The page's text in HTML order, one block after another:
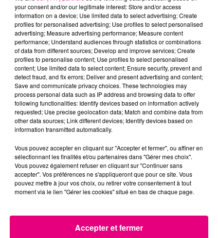
22 juillet 2026
Toulouse : circulation perturbée dans le
secteur François Verdier...
your consent and/or our legitimate interest: Store and/or access
information on a device; Use limited data to select advertising; Create
profiles for personalised advertising; Use profiles to select personalised
advertising; Measure advertising performance; Measure content
performance; Understand audiences through statistics or combinations
of data from different sources; Develop and improve services; Create
profiles to personalise content; Use profiles to select personalised
content; Use limited data to select content; Ensure security, prevent and
detect fraud, and fix errors; Deliver and present advertising and content;
Save and communicate privacy choices. These technologies may
process personal data such as IP address and browsing data to offer
following functionalities: Identify devices based on information actively
requested; Use precise geolocation data; Match and combine data from
other data sources; Link different devices; Identify devices based on
information transmitted automatically.
Vous pouvez accepter en cliquant sur "Accepter et fermer", ou affiner en
sélectionnant les finalités et/ou partenaires dans "Gérer mes choix".
Vous pouvez également refuser en cliquant sur "Continuer sans
accepter". Vos préférences ne s'appliqueront que pour ce site. Vous
pouvez mettre à jour vos choix, ou retirer votre consentement à tout
moment via le lien "Gérer les cookies" situé en bas de chaque page.
Accepter et fermer